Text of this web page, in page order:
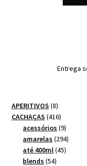
Entrega
APERITIVOS 88
produtos
CACHAÇAS 416416
produtos
acessórios 99
amarelas 294294
até 400ml 4545
blends 5454